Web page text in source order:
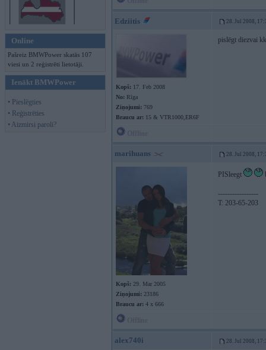
Online
Pašreiz BMWPower skatās 107
viesi un 2 reģistrēti lietotāji.
Ienākt BMWPower
• Pieslēgties
• Reģistrēties
• Aizmirsi paroli?
Edziitis 28. Jul 2008,
Kopš: 17. Feb 2008
No: Rīga
Ziņojumi: 769
Braucu ar: 15 & VTR1000,ER6F
pislēgt diezvai
marihuans 28. Jul 2008,
Kopš: 29. Mar 2005
Ziņojumi: 23186
Braucu ar: 4 x 666
PISleegt
-----------------
T: 203-65-203
alex740i 28. Jul 2008,